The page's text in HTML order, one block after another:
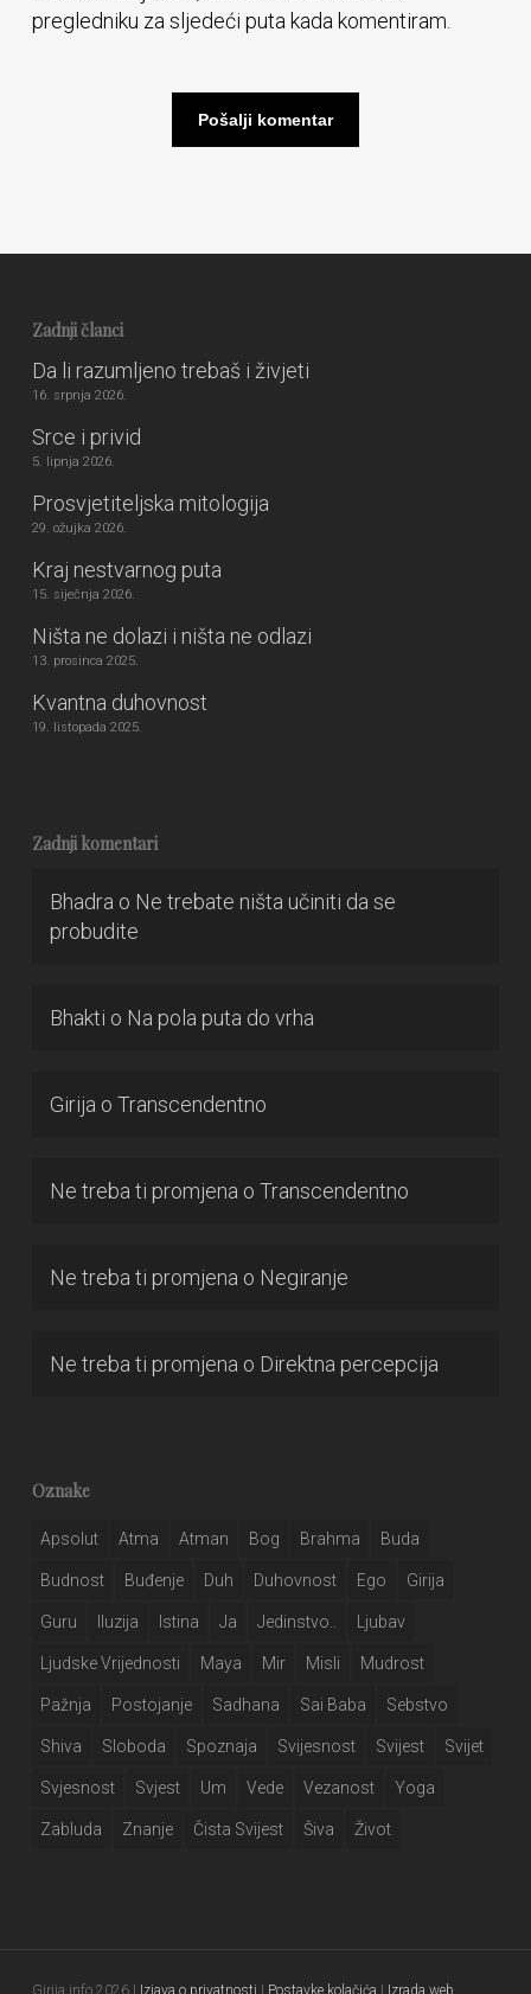
pregledniku za sljedeći puta kada komentiram.
Zadnji članci
Da li razumljeno trebaš i živjeti
16. srpnja 2026.
Srce i privid
5. lipnja 2026.
Prosvjetiteljska mitologija
29. ožujka 2026.
Kraj nestvarnog puta
15. siječnja 2026.
Ništa ne dolazi i ništa ne odlazi
13. prosinca 2025.
Kvantna duhovnost
19. listopada 2025.
Zadnji komentari
Bhadra o Ne trebate ništa učiniti da se
probudite
Bhakti o Na pola puta do vrha
Girija o Transcendentno
Ne treba ti promjena o Transcendentno
Ne treba ti promjena o Negiranje
Ne treba ti promjena o Direktna percepcija
Oznake
Apsolut Atma Atman Bog Brahma Buda
Budnost Buđenje Duh Duhovnost Ego Girija
Guru Iluzija Istina Ja Jedinstvo.. Ljubav
Ljudske Vrijednosti Maya Mir Misli Mudrost
Pažnja Postojanje Sadhana Sai Baba Sebstvo
Shiva Sloboda Spoznaja Svijesnost Svijest Svijet
Svjesnost Svjest Um Vede Vezanost Yoga
Zabluda Znanje Čista Svijest Šiva Život
Girija.info 2026 | Izjava o privatnosti Postavke kolačića Izrada web